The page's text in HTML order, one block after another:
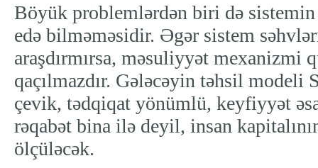
Böyük problemlərdən biri də
edə bilməməsidir. Əgər sistem
araşdırmırsa, məsuliyyət mexanizmi
qaçılmazdır. Gələcəyin təhsil modeli
çevik, tədqiqat yönümlü, keyfiyyət
rəqabət bina ilə deyil, insan
ölçüləcək.